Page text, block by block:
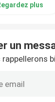
de romans
plus
un
rappellerons